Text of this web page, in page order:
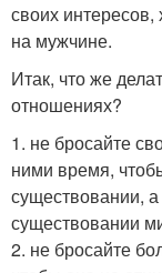
своих
на мужчине.
Итак, что же
отношениях?
1. не бросайте
ними время,
существовании,
существовании
2. не бросайте